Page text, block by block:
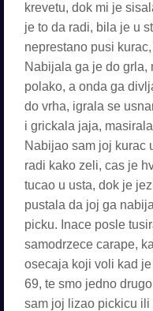
krevetu, dok mi je
je to da radi, bila je u
neprestano pusi
Nabijala ga je do grla,
polako, a onda ga
do vrha, igrala se
i grickala jaja,
Nabijao sam joj kurac
radi kako zeli, cas je
tucao u usta, dok je
pustala da joj ga
picku. Inace posle
samodrzece carape,
osecaja koji voli kad
69, te smo jedno
sam joj lizao pickicu ili